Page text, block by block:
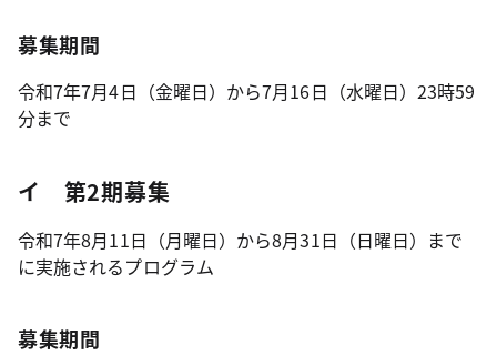
募集期間
令和7年7月4日（金曜日）から7月16日（水曜日）23時59
分まで
イ 第2期募集
令和7年8月11日（月曜日）から8月31日（日曜日）まで
に実施されるプログラム
募集期間